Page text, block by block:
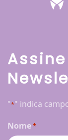
"*" indica
Nome*